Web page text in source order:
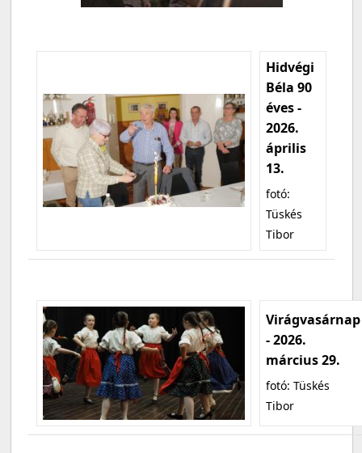
Hidvégi
Béla 90
éves -
2026.
április
13.
fotó:
Tüskés
Tibor
Virágvasárnap
- 2026.
március 29.
fotó: Tüskés
Tibor